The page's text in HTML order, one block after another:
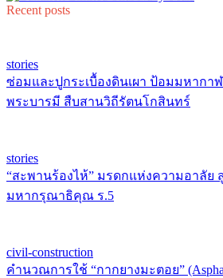
Recent posts
stories
ซ่อมและปูกระเบื้องดินเผา ป้อมมหากา
พระบารมี สืบสานวิถีรัตนโกสินทร์
stories
“สะพานร้องไห้” มรดกแห่งความอาลัย
มหากรุณาธิคุณ ร.5
civil-construction
คำนวณการใช้ “กากยางมะตอย”